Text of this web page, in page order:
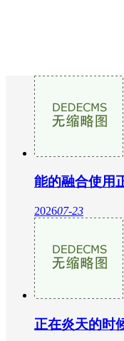
能的融合使用
202607-23
正在炎天的时